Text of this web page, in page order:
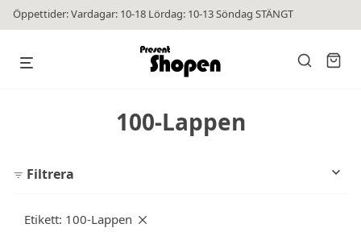
Öppettider: Vardagar: 10-18 Lördag: 10-13 Söndag STÄNGT
100-Lappen
Filtrera
Etikett: 100-Lappen